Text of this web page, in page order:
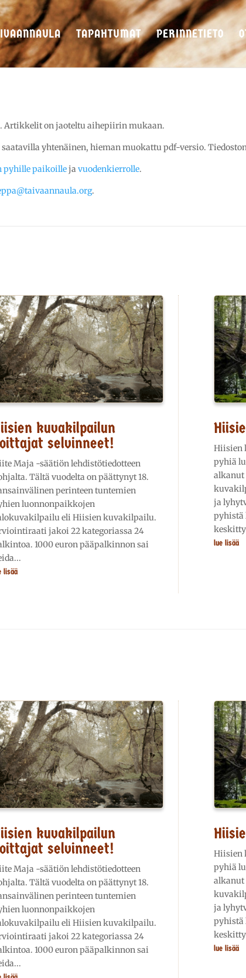
TAPAHTUMAT PERINNETIETO
Artikkelit on jaoteltu aihepiirin mukaan.
yhtenäinen, hieman muokattu pdf-versio.
pyhille paikoillejavuodenkierrolle.
.
kuvakilpailun
selvinneet!
Maja -säätiön lehdistötiedotteen
Tältä vuodelta on päättynyt 18.
perinteen tuntemien
luonnonpaikkojen
eli Hiisien kuvakilpailu.
jakoi 22 kategoriassa 24
1000 euron pääpalkinnon sai
lisää
Hiisien
pyhiä
alkanut
ja
pyhistä
lue lisää
kuvakilpailun
selvinneet!
Maja -säätiön lehdistötiedotteen
Tältä vuodelta on päättynyt 18.
perinteen tuntemien
luonnonpaikkojen
eli Hiisien kuvakilpailu.
jakoi 22 kategoriassa 24
1000 euron pääpalkinnon sai
Hiisien
pyhiä
alkanut
ja
pyhistä
lue lisää